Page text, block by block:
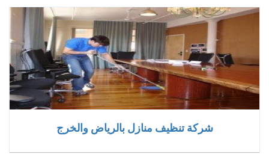
شركة تنظيف منازل بالرياض والخرج